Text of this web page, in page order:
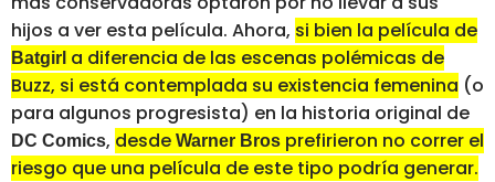
hijos a ver esta película. Ahora, si bien la película de
Batgirl a diferencia de las escenas polémicas de
Buzz, si está contemplada su existencia femenina (o
para algunos progresista) en la historia original de
DC Comics, desde Warner Bros prefirieron no correr el
riesgo que una película de este tipo podría generar.